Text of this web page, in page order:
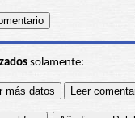
solamente: